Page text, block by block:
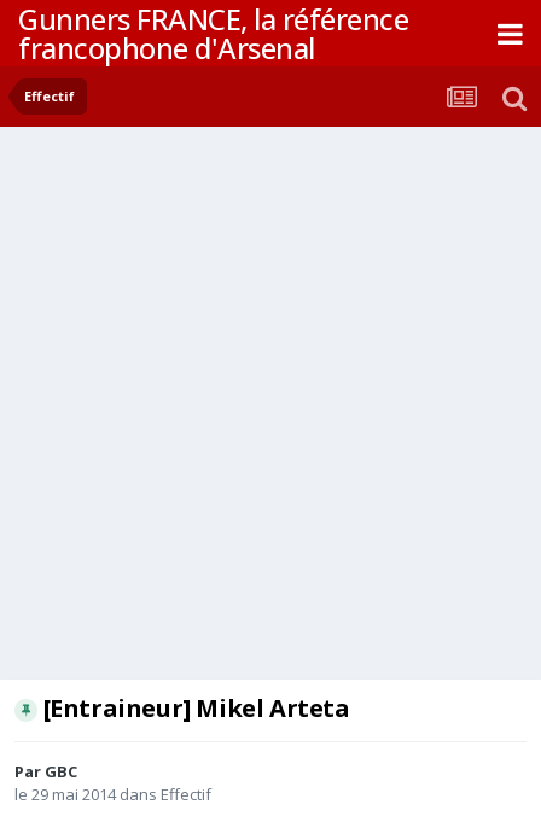
Gunners FRANCE, la référence
francophone d'Arsenal
Effectif
[Entraineur] Mikel Arteta
Par GBC
le 29 mai 2014dans Effectif